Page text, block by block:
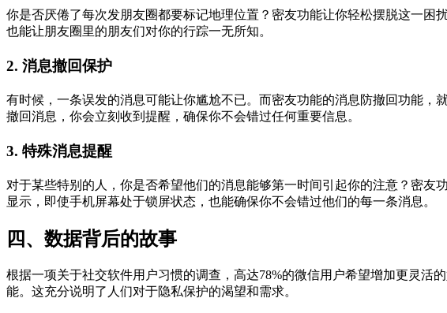
你是否厌倦了每次发朋友圈都要标记地理位置？密友功能让你轻松摆脱这一困
也能让朋友圈里的朋友们对你的行踪一无所知。
2. 消息撤回保护
有时候，一条误发的消息可能让你尴尬不已。而密友功能的消息防撤回功能，
撤回消息，你会立刻收到提醒，确保你不会错过任何重要信息。
3. 特殊消息提醒
对于某些特别的人，你是否希望他们的消息能够第一时间引起你的注意？密友
显示，即使手机屏幕处于锁屏状态，也能确保你不会错过他们的每一条消息。
四、数据背后的故事
根据一项关于社交软件用户习惯的调查，高达78%的微信用户希望增加更灵活
能。这充分说明了人们对于隐私保护的渴望和需求。